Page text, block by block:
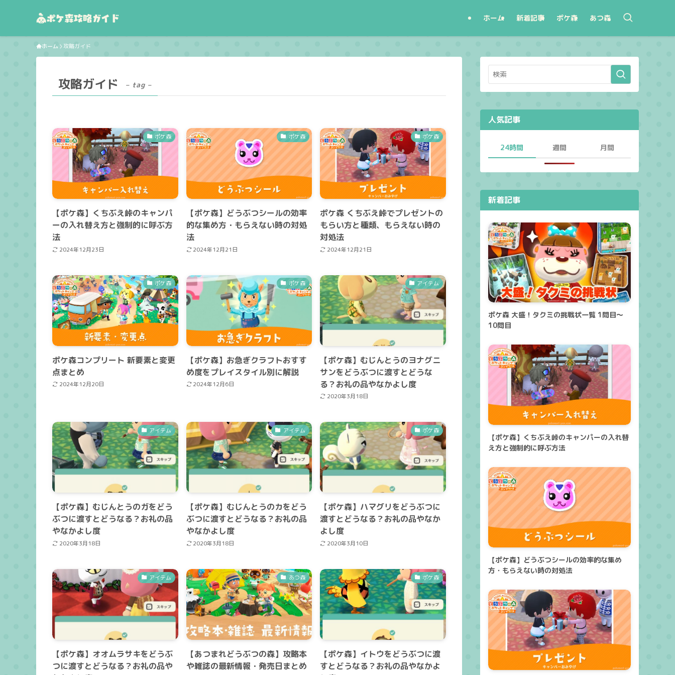
ホーム 新着記事 ポケ森 あつ森
ホーム 攻略ガイド
攻略ガイド – tag –
ポケ森
【ポケ森】くちぶえ峠のキャンパ
ーの入れ替え方と強制的に呼ぶ方
法
2024年12月23日
ポケ森
【ポケ森】どうぶつシールの効率
的な集め方・もらえない時の対処
法
2024年12月21日
ポケ森
ポケ森 くちぶえ峠でプレゼントの
もらい方と種類、もらえない時の
対処法
2024年12月21日
ポケ森
ポケ森コンプリート 新要素と変更
点まとめ
2024年12月20日
ポケ森
【ポケ森】お急ぎクラフトおすす
め度をプレイスタイル別に解説
2024年12月6日
アイテム
【ポケ森】むじんとうのヨナグニ
サンをどうぶつに渡すとどうな
る？お礼の品やなかよし度
2020年3月18日
アイテム
【ポケ森】むじんとうのガをどう
ぶつに渡すとどうなる？お礼の品
やなかよし度
2020年3月18日
アイテム
【ポケ森】むじんとうのカをどう
ぶつに渡すとどうなる？お礼の品
やなかよし度
2020年3月18日
ポケ森
【ポケ森】ハマグリをどうぶつに
渡すとどうなる？お礼の品やなか
よし度
2020年3月10日
アイテム
【ポケ森】オオムラサキをどうぶ
つに渡すとどうなる？お礼の品や
あつ森
【あつまれどうぶつの森】攻略本
や雑誌の最新情報・発売日まとめ
ポケ森
【ポケ森】イトウをどうぶつに渡
すとどうなる？お礼の品やなかよ
人気記事
24時間 週間 月間
新着記事
ポケ森 大盛！タクミの挑戦状一覧 1問目～
10問目
【ポケ森】くちぶえ峠のキャンパーの入れ替
え方と強制的に呼ぶ方法
【ポケ森】どうぶつシールの効率的な集め
方・もらえない時の対処法